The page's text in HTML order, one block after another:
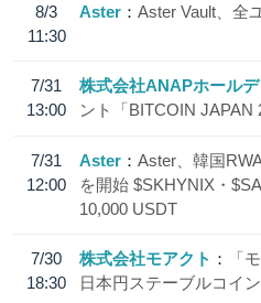
8/3
11:30
Aster Aster Vault、全
7/31
13:00
株式会社ANAPホール
ント「BITCOIN JAPAN
7/31
12:00
Aster
Aster、韓国
を開始 $SKHYNIX・
10,000 USDT
7/30
18:30
株式会社モアクト
「
日本円ステーブルコイ